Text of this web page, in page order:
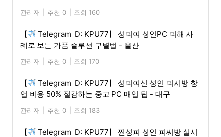
관리자 추천 0 조회 160
【
Telegram ID: KPU77】 성피여 성인PC 피해 사
례로 보는 가품 솔루션 구별법 - 울산
관리자 추천 0 조회 170
【
Telegram ID: KPU77】 성피여신 성인 피시방 창
업 비용 50% 절감하는 중고 PC 매입 팁 - 대구
관리자 추천 0 조회 183
【
Telegram ID: KPU77】 찐성피 성인 피씨방 실시